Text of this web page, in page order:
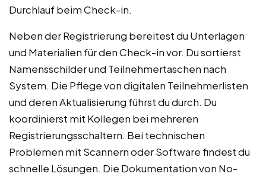
Durchlauf beim Check-in.
Neben der Registrierung bereitest du Unterlagen
und Materialien für den Check-in vor. Du sortierst
Namensschilder und Teilnehmertaschen nach
System. Die Pflege von digitalen Teilnehmerlisten
und deren Aktualisierung führst du durch. Du
koordinierst mit Kollegen bei mehreren
Registrierungsschaltern. Bei technischen
Problemen mit Scannern oder Software findest du
schnelle Lösungen. Die Dokumentation von No-